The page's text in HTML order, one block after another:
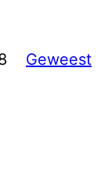
Geweest